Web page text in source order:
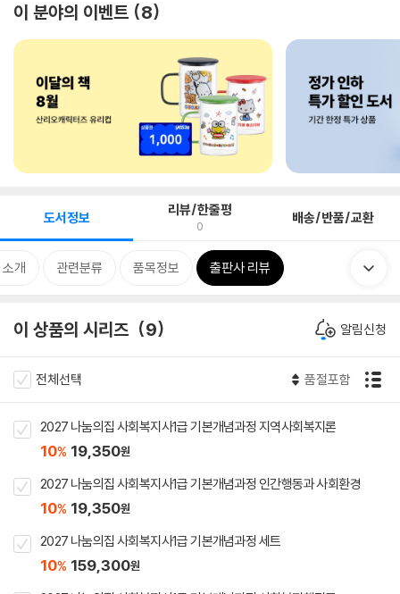
이 분야의 이벤트 8
도서정보 리뷰/한줄평
0 배송/반품/교환
개 관련분류 품목정보 출판사 리뷰
이 상품의 시리즈 9 알림신청
전체선택 품절포함
2027 나눔의집 사회복지사1급 기본개념과정 지역사회복지론
10% 19,350원
2027 나눔의집 사회복지사1급 기본개념과정 인간행동과 사회환경
10% 19,350원
2027 나눔의집 사회복지사1급 기본개념과정 세트
10% 159,300원